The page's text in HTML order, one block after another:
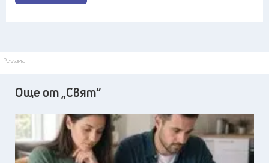
Реклама
Още от „Свят“